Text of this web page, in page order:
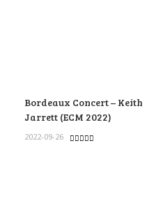
Bordeaux Concert – Keith
Jarrett (ECM 2022)
2022-09-26